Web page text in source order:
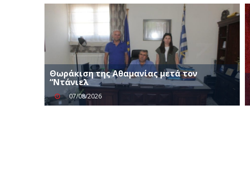
Θωράκιση της Αθαμανίας μετά τον
“Ντάνιελ
07/08/2026